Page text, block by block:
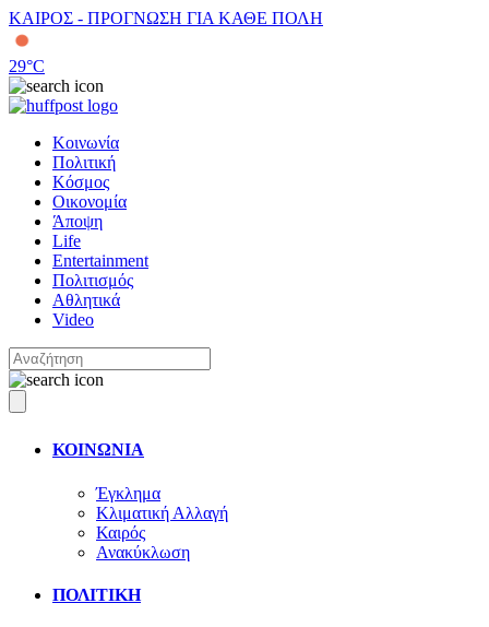
ΚΑΙΡΟΣ - ΠΡΟΓΝΩΣΗ ΓΙΑ ΚΑΘΕ ΠΟΛΗ
29°C
Κοινωνία
Πολιτική
Κόσμος
Οικονομία
Άποψη
Life
Entertainment
Πολιτισμός
Αθλητικά
Video
ΚΟΙΝΩΝΙΑ
Έγκλημα
Κλιματική Αλλαγή
Καιρός
Ανακύκλωση
ΠΟΛΙΤΙΚΗ